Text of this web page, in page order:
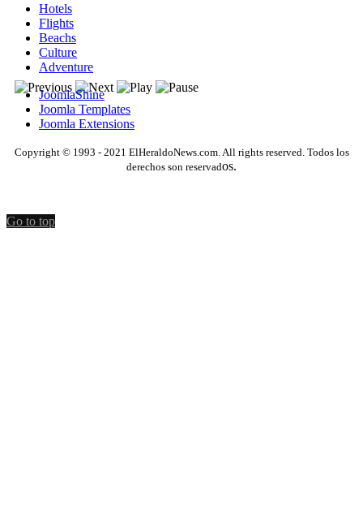
Hotels
Flights
Beachs
Culture
Adventure
JoomlaShine
Joomla Templates
Joomla Extensions
Copyright © 1993 - 2021 ElHeraldoNews.com. All rights reserved. Todos los
derechos son reservados.
Go to top